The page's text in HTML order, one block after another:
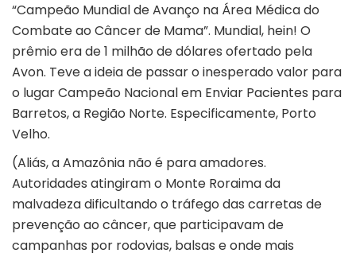
“Campeão Mundial de Avanço na Área Médica do
Combate ao Câncer de Mama”. Mundial, hein! O
prêmio era de 1 milhão de dólares ofertado pela
Avon. Teve a ideia de passar o inesperado valor para
o lugar Campeão Nacional em Enviar Pacientes para
Barretos, a Região Norte. Especificamente, Porto
Velho.
(Aliás, a Amazônia não é para amadores.
Autoridades atingiram o Monte Roraima da
malvadeza dificultando o tráfego das carretas de
prevenção ao câncer, que participavam de
campanhas por rodovias, balsas e onde mais